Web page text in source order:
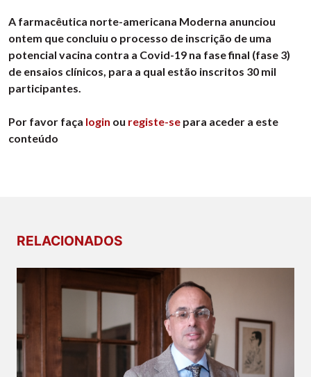
A farmacêutica norte-americana Moderna anunciou
ontem que concluiu o processo de inscrição de uma
potencial vacina contra a Covid-19 na fase final (fase 3)
de ensaios clínicos, para a qual estão inscritos 30 mil
participantes.
Por favor faça login ou registe-se para aceder a este
conteúdo
RELACIONADOS